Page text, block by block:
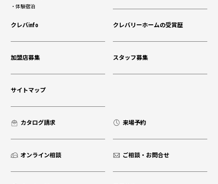
体験宿泊
クレバinfo クレバリーホームの受賞歴
加盟店募集 スタッフ募集
サイトマップ
カタログ請求 来場予約
オンライン相談 ご相談・お問合せ